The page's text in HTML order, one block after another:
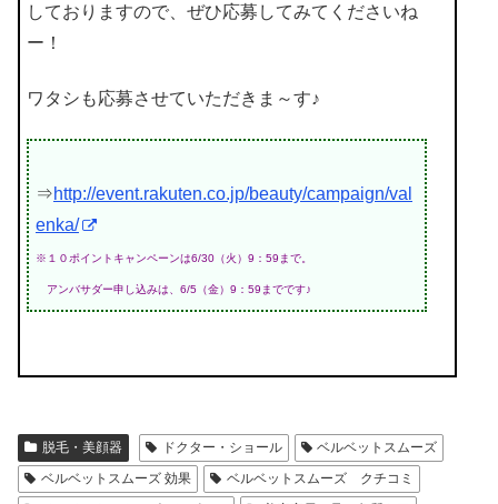
しておりますので、ぜひ応募してみてくださいね
ー！
ワタシも応募させていただきま～す♪
⇒http://event.rakuten.co.jp/beauty/campaign/val
enka/
※１０ポイントキャンペーンは6/30（火）9：59まで。
アンバサダー申し込みは、6/5（金）9：59までです♪
脱毛・美顔器 ドクター・ショール
ベルベットスムーズ
ベルベットスムーズ 効果
ベルベットスムーズ クチコミ